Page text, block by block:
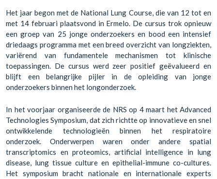
Het jaar begon met de National Lung Course, die van 12 tot en
met 14 februari plaatsvond in Ermelo. De cursus trok opnieuw
een groep van 25 jonge onderzoekers en bood een intensief
driedaags programma met een breed overzicht van longziekten,
variërend van fundamentele mechanismen tot klinische
toepassingen. De cursus werd zeer positief geëvalueerd en
blijft een belangrijke pijler in de opleiding van jonge
onderzoekers binnen het longonderzoek.
In het voorjaar organiseerde de NRS op 4 maart het Advanced
Technologies Symposium, dat zich richtte op innovatieve en snel
ontwikkelende technologieën binnen het respiratoire
onderzoek. Onderwerpen waren onder andere spatial
transcriptomics en proteomics, artificial intelligence in lung
disease, lung tissue culture en epithelial-immune co-cultures.
Het symposium bracht nationale en internationale experts